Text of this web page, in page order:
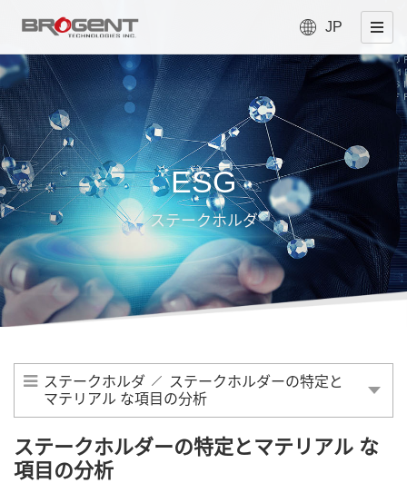
JP
ESG
ステークホルダ
ステークホルダ
ステークホルダーの特定と
マテリアル な項目の分析
ステークホルダーの特定とマテリアル な
項目の分析